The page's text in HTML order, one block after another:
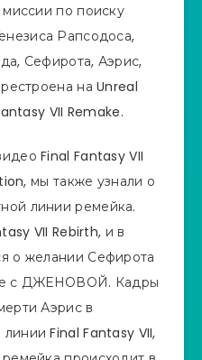
по поиску
Рапсодоса,
Сефирота, Аэрис,
на Unreal
VII Remake.
Final Fantasy VII
мы также узнали о
линии ремейка.
VII Rebirth, и в
о желании Сефирота
с ДЖЕНОВОЙ. Кадры
Аэрис в
Final Fantasy VII,